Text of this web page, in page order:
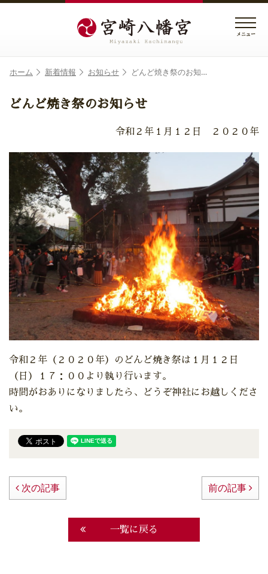
メニュー
ホーム 新着情報 お知らせ どんど焼き祭のお知…
どんど焼き祭のお知らせ
令和２年１月１２日 ２０２０年
令和２年（２０２０年）のどんど焼き祭は１月１２日
（日）１７：００より執り行います。
時間がおありになりましたら、どうぞ神社にお越しくださ
い。
次の記事 前の記事
一覧に戻る